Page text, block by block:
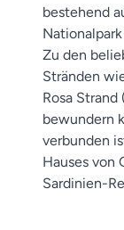
bestehend
Zu den
Stränden
Rosa
bewundern
verbunden
Hauses von
Sardinien-